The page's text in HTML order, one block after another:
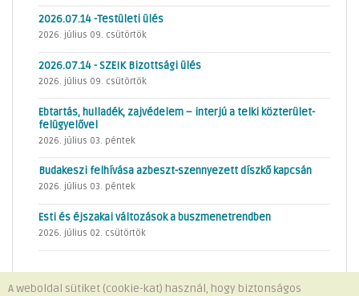
2026.07.14 -Testületi ülés
2026. július 09. csütörtök
2026.07.14 - SZEIK Bizottsági ülés
2026. július 09. csütörtök
Ebtartás, hulladék, zajvédelem – interjú a telki közterület-
felügyelővel
2026. július 03. péntek
Budakeszi felhívása azbeszt-szennyezett díszkő kapcsán
2026. július 03. péntek
Esti és éjszakai változások a buszmenetrendben
2026. július 02. csütörtök
A weboldal sütiket (cookie-kat) használ, hogy biztonságos